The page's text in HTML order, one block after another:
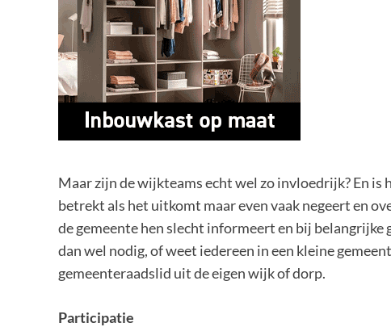
Maar zijn de wijkteams echt wel zo invloedrijk? En
betrekt als het uitkomt maar even vaak negeert en
de gemeente hen slecht informeert en bij belangrijke
dan wel nodig, of weet iedereen in een kleine
gemeenteraadslid uit de eigen wijk of dorp.
Participatie